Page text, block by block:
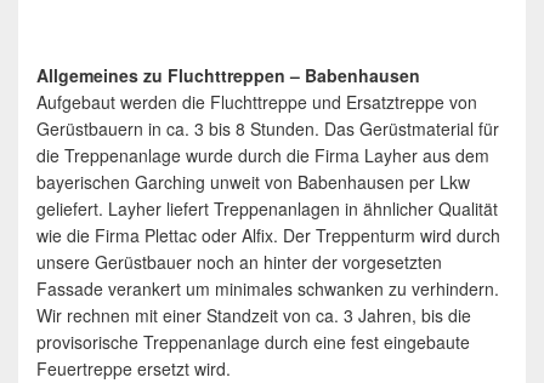
Allgemeines zu Fluchttreppen – Babenhausen
Aufgebaut werden die Fluchttreppe und Ersatztreppe von
Gerüstbauern in ca. 3 bis 8 Stunden. Das Gerüstmaterial für
die Treppenanlage wurde durch die Firma Layher aus dem
bayerischen Garching unweit von Babenhausen per Lkw
geliefert. Layher liefert Treppenanlagen in ähnlicher Qualität
wie die Firma Plettac oder Alfix. Der Treppenturm wird durch
unsere Gerüstbauer noch an hinter der vorgesetzten
Fassade verankert um minimales schwanken zu verhindern.
Wir rechnen mit einer Standzeit von ca. 3 Jahren, bis die
provisorische Treppenanlage durch eine fest eingebaute
Feuertreppe ersetzt wird.